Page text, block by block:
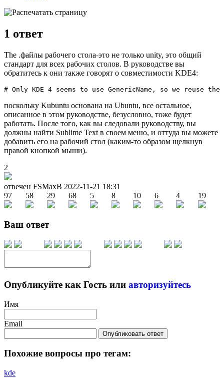
1 ответ
The .файлы рабочего стола-это не только unity, это общий
стандарт для всех рабочих столов. В руководстве вы
обратитесь к они также говорят о совместимости KDE4:
поскольку Kubuntu основана на Ubuntu, все остальное,
описанное в этом руководстве, безусловно, тоже будет
работать. После того, как вы следовали руководству, вы
должны найти Sublime Text в своем меню, и оттуда вы можете
добавить его на рабочий стол (каким-то образом щелкнув
правой кнопкой мыши).
2
отвечен FSMaxB 2022-11-21 18:31
97
58 29 68 5 8 10 6 4 19
Ваш ответ
Опубликуйте как Гость или авторизуйтесь
Имя
Email
Опубликовать ответ
Похожие вопросы про тегам:
kde